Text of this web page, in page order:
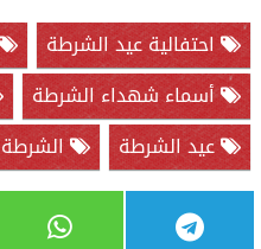
احتفالية عيد الشرطة
أسماء شهداء الشرطة
عيد الشرطة
الشرطة